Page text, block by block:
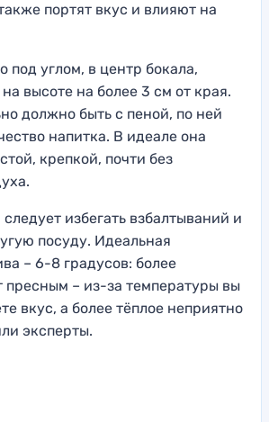
портят вкус и влияют на
под углом, в центр бокала,
высоте на более 3 см от края.
должно быть с пеной, по ней
напитка. В идеале она
крепкой, почти без
избегать взбалтываний и
посуду. Идеальная
– 6-8 градусов: более
пресным – из-за температуры вы
вкус, а более тёплое неприятно
эксперты.